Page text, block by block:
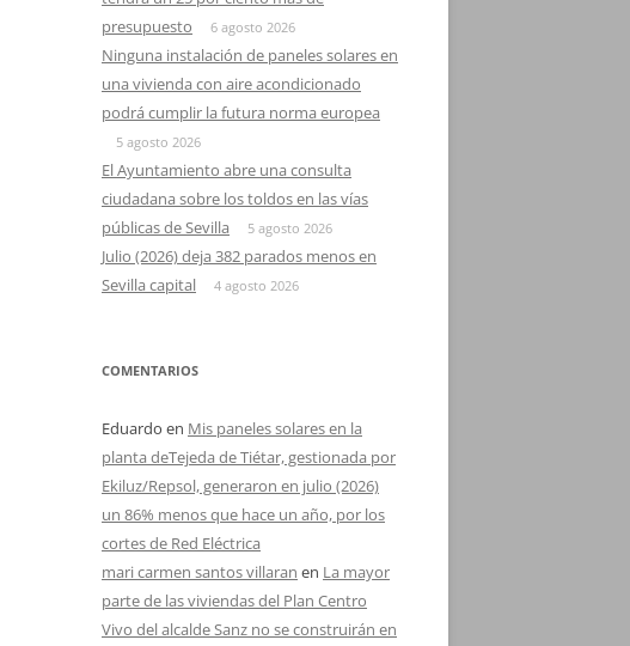
presupuesto
6 agosto 2026
Ninguna instalación de paneles solares en
una vivienda con aire acondicionado
podrá cumplir la futura norma europea
5 agosto 2026
El Ayuntamiento abre una consulta
ciudadana sobre los toldos en las vías
públicas de Sevilla
5 agosto 2026
Julio (2026) deja 382 parados menos en
Sevilla capital
4 agosto 2026
COMENTARIOS
Eduardo en Mis paneles solares en la
planta deTejeda de Tiétar, gestionada por
Ekiluz/Repsol, generaron en julio (2026)
un 86% menos que hace un año, por los
cortes de Red Eléctrica
mari carmen santos villaran en La mayor
parte de las viviendas del Plan Centro
Vivo del alcalde Sanz no se construirán en